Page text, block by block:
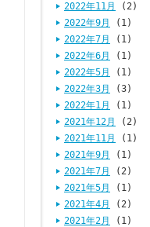
2022年11月
(2)
2022年9月
(1)
2022年7月
(1)
2022年6月
(1)
2022年5月
(1)
2022年3月
(3)
2022年1月
(1)
2021年12月
(2)
2021年11月
(1)
2021年9月
(1)
2021年7月
(2)
2021年5月
(1)
2021年4月
(2)
2021年2月
(1)